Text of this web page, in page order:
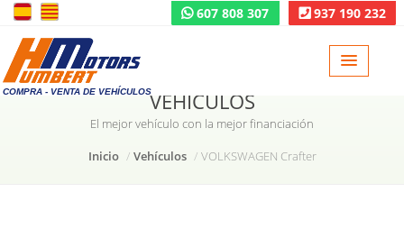
937 190 232
607 808 307
COMPRA - VENTA DE VEHÍCULOSVEHÍCULOS
El mejor vehículo con la mejor financiación
Inicio
Vehículos VOLKSWAGEN Crafter